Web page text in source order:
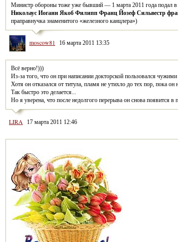
Министр обороны тоже уже бывший — 1 марта 2011 года подал в
Николаус Иоганн Якоб Филипп Франц Йозеф Сильвестр
праправнучка знаменитого «железного канцлера»)
moscow81 16 марта 2011 13:35
Всё верно!)))
Из-за того, что он при написании докторской пользовался
Хотя он отказался от титула, пламя не утихло до тех пор, пока он
Так быстро это делается...
Но я уверена, что после недолгого перерыва он снова появится в
LIRA 17 марта 2011 12:46